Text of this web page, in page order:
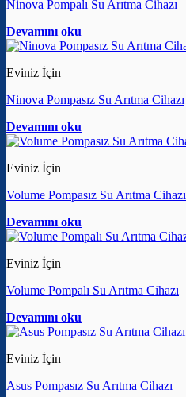
Ninova Pompalı Su Arıtma Cihazı
Devamını oku
Eviniz İçin
Ninova Pompasız Su Arıtma Cihazı
Devamını oku
Eviniz İçin
Volume Pompasız Su Arıtma Cihazı
Devamını oku
Eviniz İçin
Volume Pompalı Su Arıtma Cihazı
Devamını oku
Eviniz İçin
Asus Pompasız Su Arıtma Cihazı